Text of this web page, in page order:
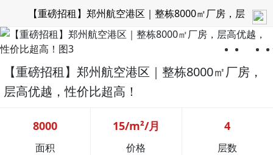
【重磅招租】郑州航空港区｜整栋8000㎡厂房，层
高优越，性价比超高！
【重磅招租】郑州航空港区｜整栋8000㎡厂房，
层高优越，性价比超高！
8000
面积
15/m²/月
价格
4
层数